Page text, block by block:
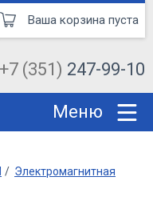
+7 (351) 247-99-10
Ваша корзина пуста
Меню
Электромагнитная